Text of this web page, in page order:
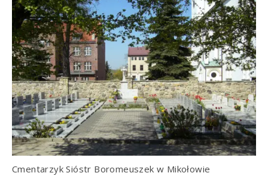
Cmentarzyk Sióstr Boromeuszek w Mikołowie